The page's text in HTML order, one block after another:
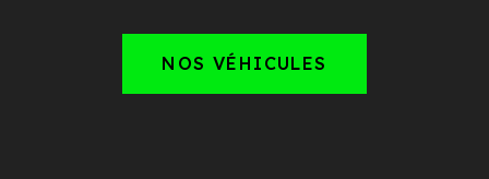
NOS VÉHICULES